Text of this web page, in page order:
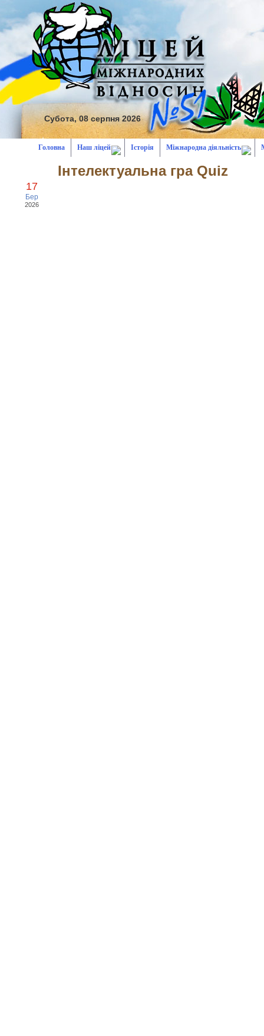
Субота, 08 серпня 2026
Головна Наш ліцей Історія Міжнародна діяльність
17
Бер
2026
Інтелектуальна гра Quiz